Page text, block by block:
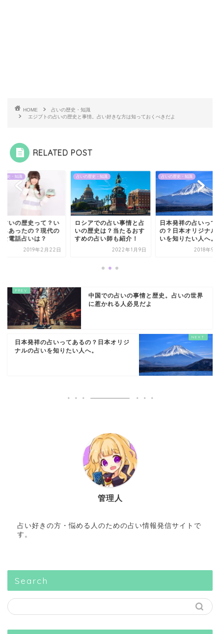
HOME
占いの歴史・知識
エジプトの占いの歴史と事情。占い好きな方は知っておくべきだよ
RELATED POST
歴史・知識
占いの歴史って？い
らあったの？現代の
な電話占いは？
2019年2月22日
占いの歴史・知識
ロシアでの占い事情と占
いの歴史は？当たるおす
すめの占い師も紹介！
2022年1月9日
占いの歴史・知識
日本発祥の占いって
の？日本オリジナル
いを知りたい人へ。
2018年9
中国での占いの事情と歴史。占いの世界
に惹かれる人必見だよ
日本発祥の占いってあるの？日本オリジ
ナルの占いを知りたい人へ。
管理人
占い好きの方・悩める人のための占い情報発信サイトで
す。
Search